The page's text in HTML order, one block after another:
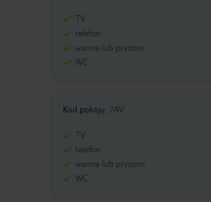
TV
telefon
wanna lub prysznic
WC
Kod pokoju: 7AV
TV
telefon
wanna lub prysznic
WC